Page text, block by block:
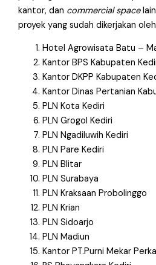
kantor, dan commercial space
proyek yang sudah dikerjakan
Hotel Agrowisata Batu –
Kantor BPS Kabupaten
Kantor DKPP Kabupaten
Kantor Dinas Pertanian
PLN Kota Kediri
PLN Grogol Kediri
PLN Ngadiluwih Kediri
PLN Pare Kediri
PLN Blitar
PLN Surabaya
PLN Kraksaan Probolinggo
PLN Krian
PLN Sidoarjo
PLN Madiun
Kantor PT.Purni Mekar